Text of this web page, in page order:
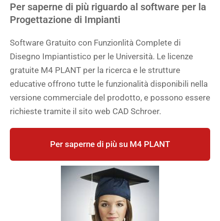
Per saperne di più riguardo al software per la
Progettazione di Impianti
Software Gratuito con Funzionlità Complete di
Disegno Impiantistico per le Università. Le licenze
gratuite M4 PLANT per la ricerca e le strutture
educative offrono tutte le funzionalità disponibili nella
versione commerciale del prodotto, e possono essere
richieste tramite il sito web CAD Schroer.
Per saperne di più su M4 PLANT